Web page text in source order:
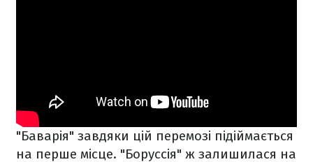
"Баварія" завдяки цій перемозі підіймається
на перше місце. "Боруссія" ж залишилася на